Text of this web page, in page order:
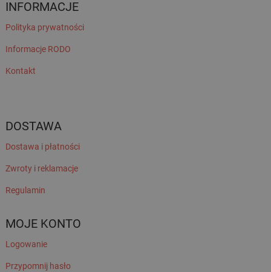
INFORMACJE
Polityka prywatności
Informacje RODO
Kontakt
DOSTAWA
Dostawa i płatności
Zwroty i reklamacje
Regulamin
MOJE KONTO
Logowanie
Przypomnij hasło